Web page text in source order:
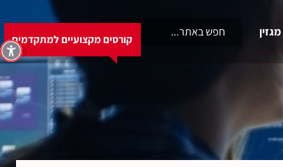
מגזין 6460
קורסים מקצועיים למתקדמים
קורסים מקצועיים למתקדמים